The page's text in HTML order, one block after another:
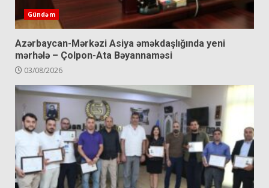
Gündəm
Azərbaycan-Mərkəzi Asiya əməkdaşlığında yeni
mərhələ – Çolpon-Ata Bəyannaməsi
03/08/2026